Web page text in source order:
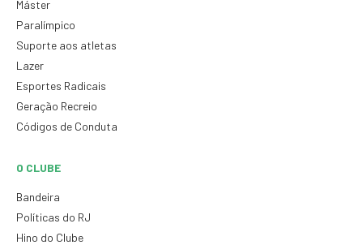
Máster
Paralímpico
Suporte aos atletas
Lazer
Esportes Radicais
Geração Recreio
Códigos de Conduta
O CLUBE
Bandeira
Políticas do RJ
Hino do Clube